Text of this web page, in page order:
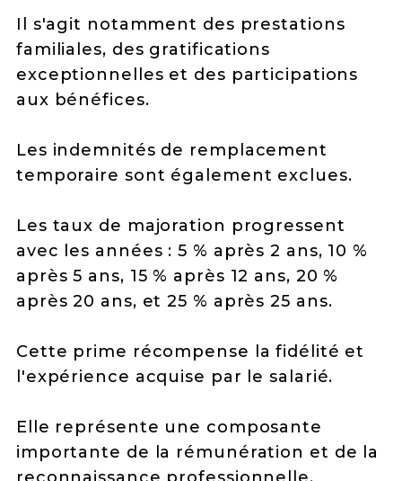
Il s'agit notamment des prestations
familiales, des gratifications
exceptionnelles et des participations
aux bénéfices.
Les indemnités de remplacement
temporaire sont également exclues.
Les taux de majoration progressent
avec les années : 5 % après 2 ans, 10 %
après 5 ans, 15 % après 12 ans, 20 %
après 20 ans, et 25 % après 25 ans.
Cette prime récompense la fidélité et
l'expérience acquise par le salarié.
Elle représente une composante
importante de la rémunération et de la